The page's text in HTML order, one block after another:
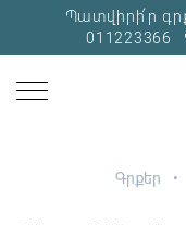
Պատվիրի՛ր
011223366
Գրքեր